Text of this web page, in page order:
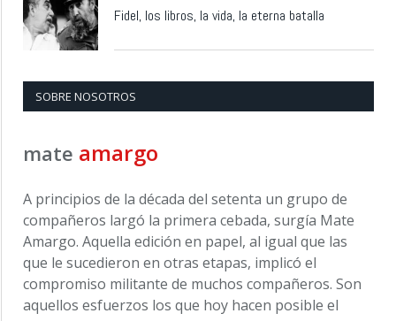
Fidel, los libros, la vida, la eterna batalla
SOBRE NOSOTROS
mate amargo
A principios de la década del setenta un grupo de
compañeros largó la primera cebada, surgía Mate
Amargo. Aquella edición en papel, al igual que las
que le sucedieron en otras etapas, implicó el
compromiso militante de muchos compañeros. Son
aquellos esfuerzos los que hoy hacen posible el